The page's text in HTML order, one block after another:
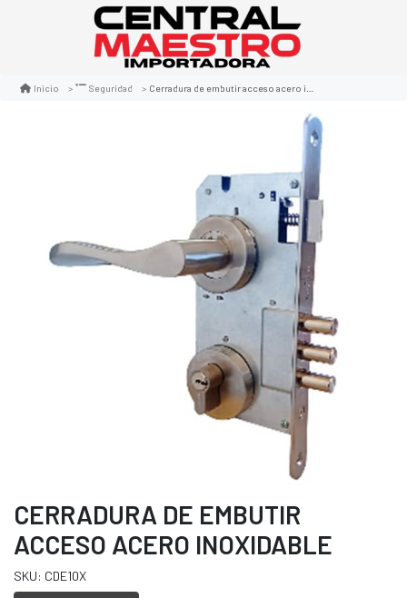
Inicio Seguridad Cerradura de embutir acceso acero inoxidable
CERRADURA DE EMBUTIR
ACCESO ACERO INOXIDABLE
SKU: CDE10X